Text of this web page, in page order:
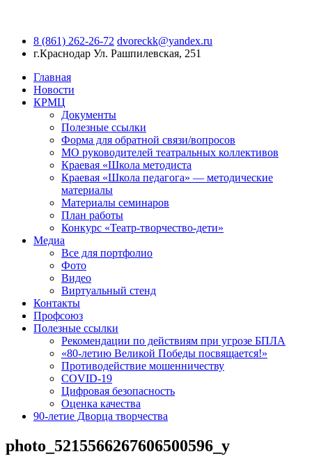
8 (861) 262-26-72 dvoreckk@yandex.ru
г.Краснодар Ул. Рашпилевская, 251
Главная
Новости
КРМЦ
Документы
Полезные ссылки
Форма для обратной связи/вопросов
МО руководителей театральных коллективов
Краевая «Школа методиста
Краевая «Школа педагога» — методические
материалы
Материалы семинаров
План работы
Конкурс «Театр-творчество-дети»
Медиа
Все для портфолио
Фото
Видео
Виртуальный стенд
Контакты
Профсоюз
Полезные ссылки
Рекомендации по действиям при угрозе БПЛА
«80-летию Великой Победы посвящается!»
Противодействие мошенничеству
COVID-19
Цифровая безопасность
Оценка качества
90-летие Дворца творчества
photo_5215566267606500596_y